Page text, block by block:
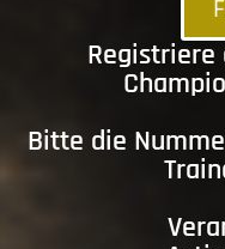
Bitte die